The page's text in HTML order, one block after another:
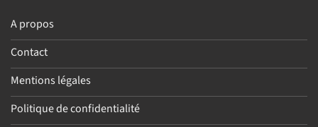
A propos
Contact
Mentions légales
Politique de confidentialité